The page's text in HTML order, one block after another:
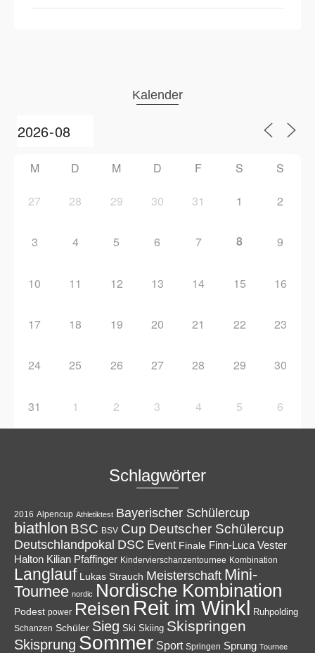
Kalender
M D M D F S S
27 28 29 30 31 1 2
3 4 5 6 7 8 9
10 11 12 13 14 15 16
17 18 19 20 21 22 23
24 25 26 27 28 29 30
31 1 2 3 4 5 6
Schlagwörter
2016 Alpencup Athletiktest Bayerischer Schülercup
biathlon BSC BSV Cup Deutscher Schülercup
Deutschlandpokal DSC Event Finale Finn-Luca Vester
Halton Kilian Pfaffinger Kindervierschanzentournee Kombination
Langlauf Lukas Strauch Meisterschaft Mini-
Tournee nordic Nordische Kombination
Podest power Reisen Reit im Winkl Ruhpolding
Schanzen Schüler Sieg Ski Skiing Skispringen
Skisprung Sommer Sport Springen Sprung Tournee